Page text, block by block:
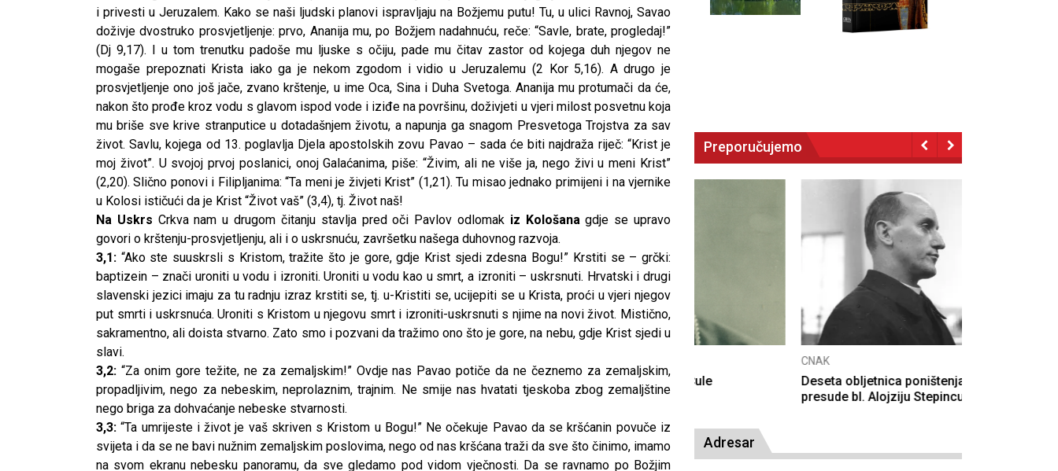
i privesti u Jeruzalem. Kako se naši ljudski planovi ispravljaju na Božjemu putu! Tu, u ulici Ravnoj, Savao
doživje dvostruko prosvjetljenje: prvo, Ananija mu, po Božjem nadahnuću, reče: “Savle, brate, progledaj!”
(Dj 9,17). I u tom trenutku padoše mu ljuske s očiju, pade mu čitav zastor od kojega duh njegov ne
mogaše prepoznati Krista iako ga je nekom zgodom i vidio u Jeruzalemu (2 Kor 5,16). A drugo je
prosvjetljenje ono još jače, zvano krštenje, u ime Oca, Sina i Duha Svetoga. Ananija mu protumači da će,
nakon što prođe kroz vodu s glavom ispod vode i iziđe na površinu, doživjeti u vjeri milost posvetnu koja
mu briše sve krive stranputice u dotadašnjem životu, a napunja ga snagom Presvetoga Trojstva za sav
život. Savlu, kojega od 13. poglavlja Djela apostolskih zovu Pavao – sada će biti najdraža riječ: “Krist je
moj život”. U svojoj prvoj poslanici, onoj Galaćanima, piše: “Živim, ali ne više ja, nego živi u meni Krist”
(2,20). Slično ponovi i Filipljanima: “Ta meni je živjeti Krist” (1,21). Tu misao jednako primijeni i na vjernike
u Kolosi ističući da je Krist “Život vaš” (3,4), tj. Život naš!
Na Uskrs Crkva nam u drugom čitanju stavlja pred oči Pavlov odlomak iz Kološanagdje se upravo
govori o krštenju-prosvjetljenju, ali i o uskrsnuću, završetku našega duhovnog razvoja.
3,1: “Ako ste suuskrsli s Kristom, tražite što je gore, gdje Krist sjedi zdesna Bogu!” Krstiti se – grčki:
baptizein – znači uroniti u vodu i izroniti. Uroniti u vodu kao u smrt, a izroniti – uskrsnuti. Hrvatski i drugi
slavenski jezici imaju za tu radnju izraz krstiti se, tj. u-Kristiti se, ucijepiti se u Krista, proći u vjeri njegov
put smrti i uskrsnuća. Uroniti s Kristom u njegovu smrt i izroniti-uskrsnuti s njime na novi život. Mistično,
sakramentno, ali doista stvarno. Zato smo i pozvani da tražimo ono što je gore, na nebu, gdje Krist sjedi u
slavi.
3,2: “Za onim gore težite, ne za zemaljskim!” Ovdje nas Pavao potiče da ne čeznemo za zemaljskim,
propadljivim, nego za nebeskim, neprolaznim, trajnim. Ne smije nas hvatati tjeskoba zbog zemaljštine
nego briga za dohvaćanje nebeske stvarnosti.
3,3: “Ta umrijeste i život je vaš skriven s Kristom u Bogu!” Ne očekuje Pavao da se kršćanin povuče iz
svijeta i da se ne bavi nužnim zemaljskim poslovima, nego od nas kršćana traži da sve što činimo, imamo
na svom ekranu nebesku panoramu, da sve gledamo pod vidom vječnosti. Da se ravnamo po Božjim
Preporučujemo
Kad se nasilje pretvara u optužnicu Smrtovdan nadbiskupa Petra Čule
Deseta obljetnica poništenja komunističke
presude bl. Alojziju Stepincu
Adresar